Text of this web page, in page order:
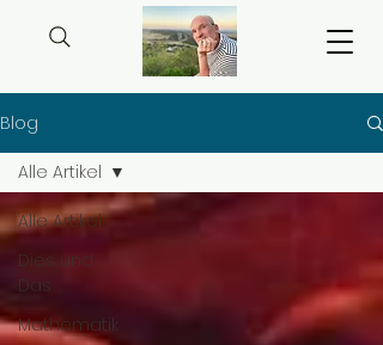
Blog
Alle Artikel
Dies und
Das
Mathematik
Alle Artikel